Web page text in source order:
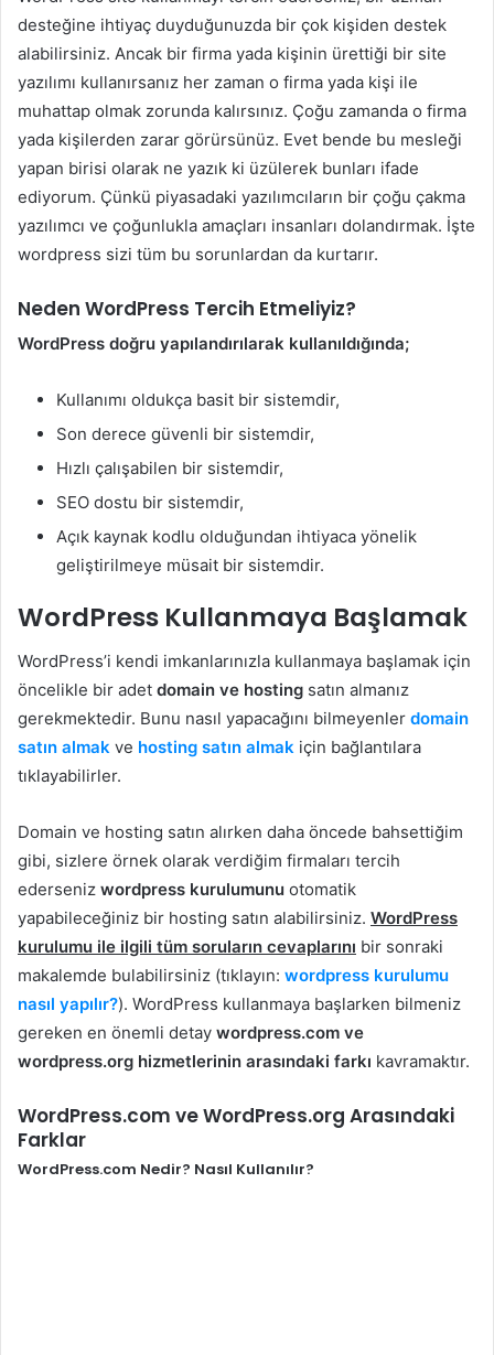
desteğine ihtiyaç duyduğunuzda bir çok kişiden destek
alabilirsiniz. Ancak bir firma yada kişinin ürettiği bir site
yazılımı kullanırsanız her zaman o firma yada kişi ile
muhattap olmak zorunda kalırsınız. Çoğu zamanda o firma
yada kişilerden zarar görürsünüz. Evet bende bu mesleği
yapan birisi olarak ne yazık ki üzülerek bunları ifade
ediyorum. Çünkü piyasadaki yazılımcıların bir çoğu çakma
yazılımcı ve çoğunlukla amaçları insanları dolandırmak. İşte
wordpress sizi tüm bu sorunlardan da kurtarır.
Neden WordPress Tercih Etmeliyiz?
WordPress doğru yapılandırılarak kullanıldığında;
Kullanımı oldukça basit bir sistemdir,
Son derece güvenli bir sistemdir,
Hızlı çalışabilen bir sistemdir,
SEO dostu bir sistemdir,
Açık kaynak kodlu olduğundan ihtiyaca yönelik
geliştirilmeye müsait bir sistemdir.
WordPress Kullanmaya Başlamak
WordPress’i kendi imkanlarınızla kullanmaya başlamak için
öncelikle bir adet domain ve hosting satın almanız
gerekmektedir. Bunu nasıl yapacağını bilmeyenler domain
satın almak ve hosting satın almak için bağlantılara
tıklayabilirler.
Domain ve hosting satın alırken daha öncede bahsettiğim
gibi, sizlere örnek olarak verdiğim firmaları tercih
ederseniz wordpress kurulumunu otomatik
yapabileceğiniz bir hosting satın alabilirsiniz. WordPress
kurulumu ile ilgili tüm soruların cevaplarını bir sonraki
makalemde bulabilirsiniz (tıklayın: wordpress kurulumu
nasıl yapılır?). WordPress kullanmaya başlarken bilmeniz
gereken en önemli detay wordpress.com ve
wordpress.org hizmetlerinin arasındaki farkı kavramaktır.
WordPress.com ve WordPress.org Arasındaki
Farklar
WordPress.com Nedir? Nasıl Kullanılır?